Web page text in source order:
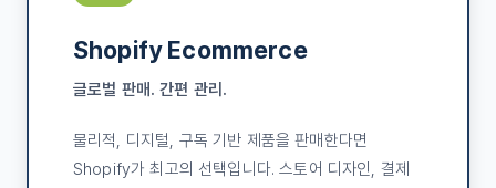
Shopify Ecommerce
글로벌 판매. 간편 관리.
물리적, 디지털, 구독 기반 제품을 판매한다면
Shopify가 최고의 선택입니다. 스토어 디자인, 결제